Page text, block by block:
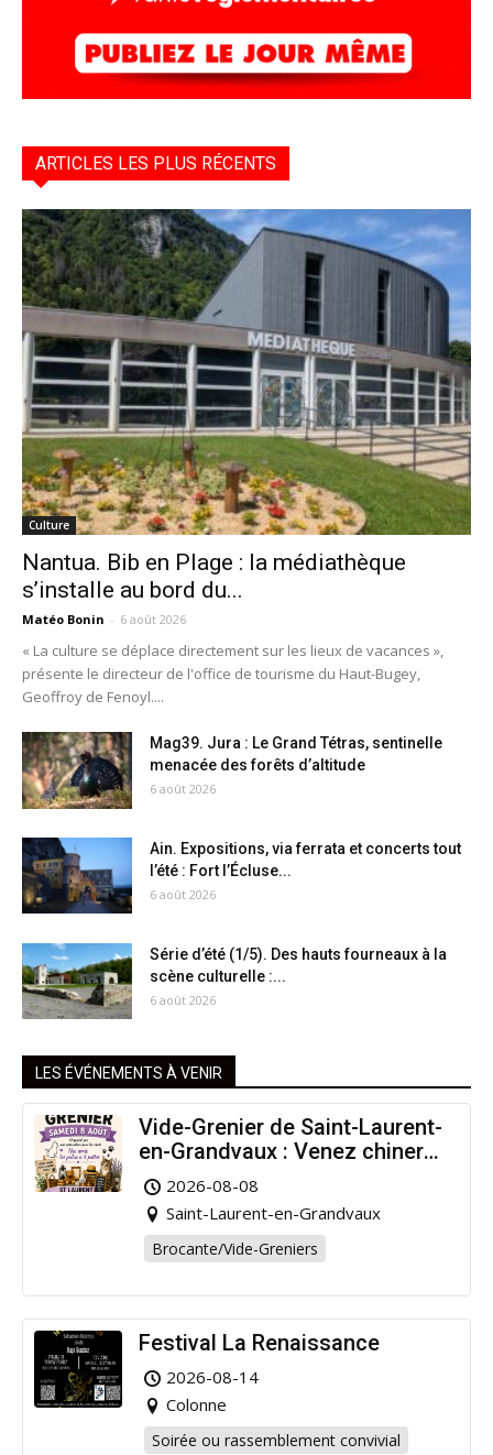
ARTICLES LES PLUS RÉCENTS
Culture
Nantua. Bib en Plage : la médiathèque
s’installe au bord du...
Matéo Bonin - 6 août 2026
« La culture se déplace directement sur les lieux de vacances »,
présente le directeur de l'office de tourisme du Haut-Bugey,
Geoffroy de Fenoyl....
Mag39. Jura : Le Grand Tétras, sentinelle
menacée des forêts d’altitude
6 août 2026
Ain. Expositions, via ferrata et concerts tout
l’été : Fort l’Écluse...
6 août 2026
Série d’été (1/5). Des hauts fourneaux à la
scène culturelle :...
6 août 2026
LES ÉVÉNEMENTS À VENIR
Vide-Grenier de Saint-Laurent-
en-Grandvaux : Venez chiner
pour la bonne cause !
2026-08-08
Saint-Laurent-en-Grandvaux
Brocante/Vide-Greniers
Festival La Renaissance
2026-08-14
Colonne
Soirée ou rassemblement convivial